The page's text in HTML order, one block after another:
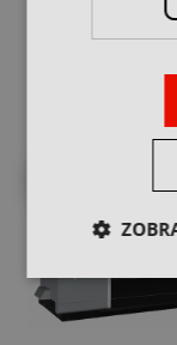
skladem u
cena na
200 různých strojů